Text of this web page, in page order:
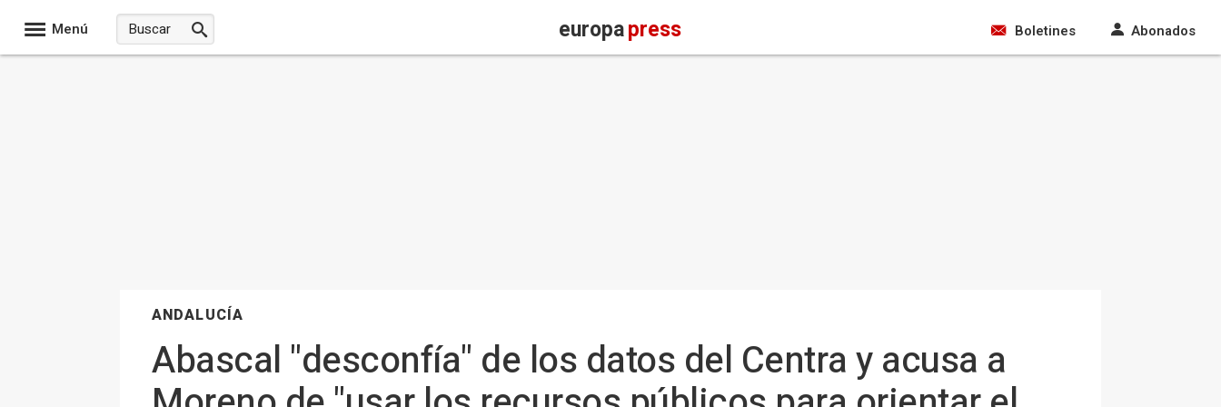
Menú europapress Boletines Abonados
ANDALUCÍA
Abascal "desconfía" de los datos del Centra y acusa a